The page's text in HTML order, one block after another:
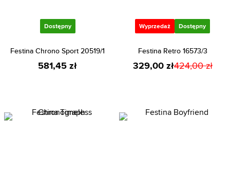
Dostępny
Festina Chrono Sport 20519/1
581,45 zł
Wyprzedaż Dostępny
Festina Retro 16573/3
329,00 zł424,00 zł